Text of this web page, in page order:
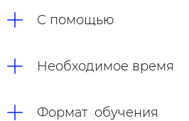
С помощью
Необходимое время
Формат обучения